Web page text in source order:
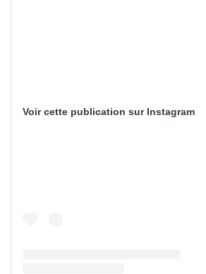
Voir cette publication sur Instagram